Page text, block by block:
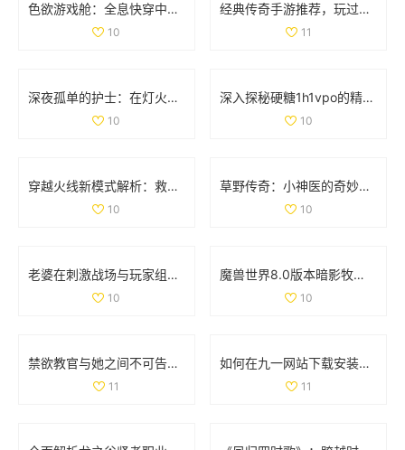
色欲游戏舱：全息快穿中的情感交错与命运挑战之旅
10
经典传奇手游推荐，玩过这两款你绝对老道了！
11
深夜孤单的护士：在灯火阑珊中守护生命的坚定身影
10
深入探秘硬糖1h1vpo的精彩世界与独特魅力
10
穿越火线新模式解析：救世主与生化终结者的精彩对抗
10
草野传奇：小神医的奇妙人生与风流韵事
10
老婆在刺激战场与玩家组队搭档，让我心酸不已
10
魔兽世界8.0版本暗影牧师PVP天赋全面解析与最佳选择指南
10
禁欲教官与她之间不可告人的秘密与欲望探寻
11
如何在九一网站下载安装NBA应用程序的详细步骤解析
11